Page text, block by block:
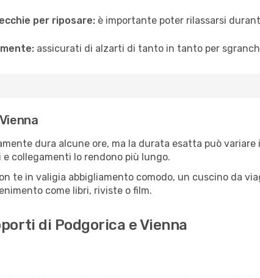
per riposare: è importante poter rilassarsi
assicurati di alzarti di tanto in tanto per
dura alcune ore, ma la durata esatta può
collegamenti lo rendono più lungo.
te in valigia abbigliamento comodo, un cuscino da
come libri, riviste o film.
di Podgorica e Vienna